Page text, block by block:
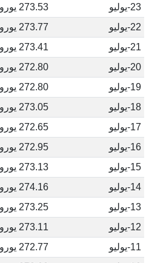
23-يوليو
273.53 يورو
22-يوليو
273.77 يورو
21-يوليو
273.41 يورو
20-يوليو
272.80 يورو
19-يوليو
272.80 يورو
18-يوليو
273.05 يورو
17-يوليو
272.65 يورو
16-يوليو
272.95 يورو
15-يوليو
273.13 يورو
14-يوليو
274.16 يورو
13-يوليو
273.25 يورو
12-يوليو
273.11 يورو
11-يوليو
272.77 يورو